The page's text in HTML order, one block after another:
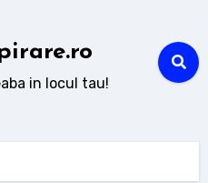
in locul tau!